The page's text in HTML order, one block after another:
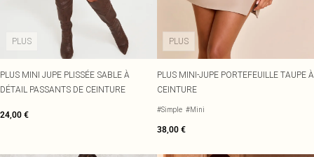
PLUS
PLUS MINI JUPE PLISSÉE SABLE À
DÉTAIL PASSANTS DE CEINTURE
24,00 €
PLUS
PLUS MINI-JUPE PORTEFEUILLE TAUPE À
CEINTURE
#Simple #Mini
38,00 €